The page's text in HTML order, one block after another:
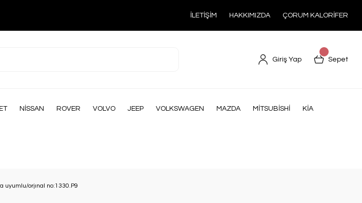
İLETİŞİM HAKKIMIZDA ÇORUM KALORİFER
Giriş Yap Sepet
NİSSAN ROVER VOLVO JEEP VOLKSWAGEN MAZDA MİTSUBİSHİ KİA
uyumlu/orjınal no:1330.P9